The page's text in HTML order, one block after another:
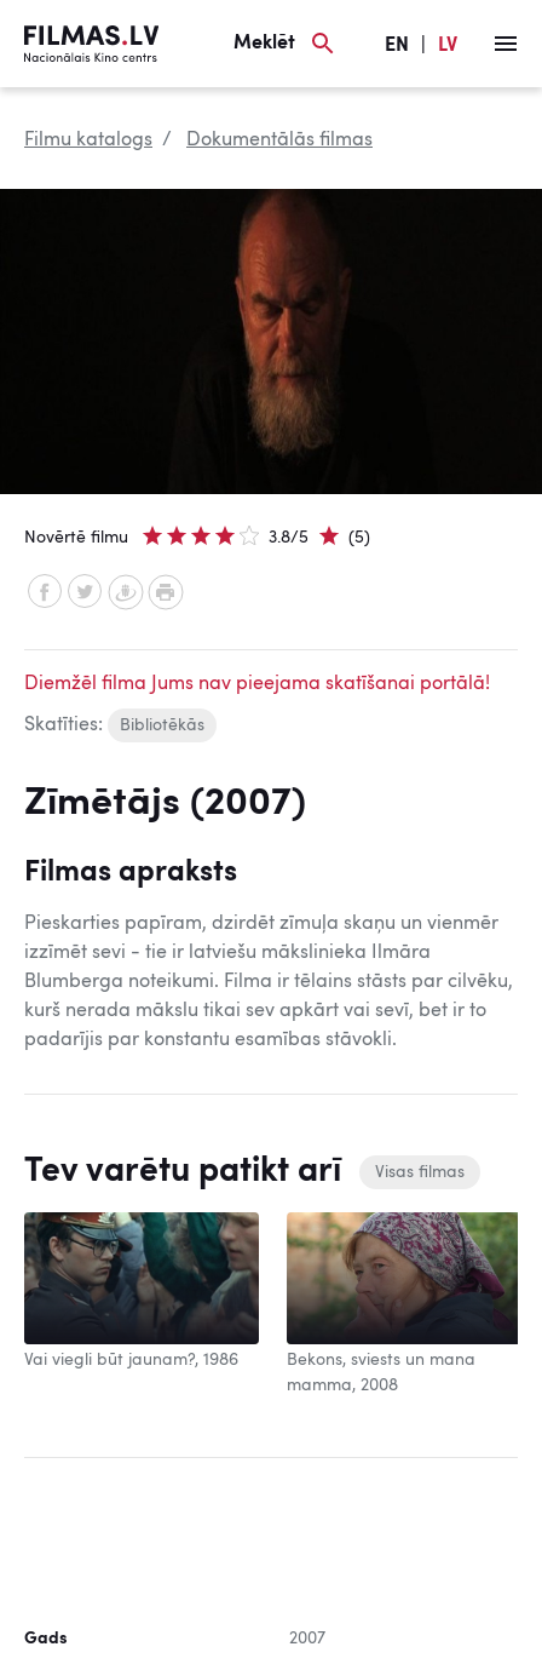
Meklēt EN LV
Filmu katalogs Dokumentālās filmas
Novērtē filmu 3.8/5 (5)
Diemžēl filma Jums nav pieejama skatīšanai portālā!
Skatīties: Bibliotēkās
Zīmētājs (2007)
Filmas apraksts
Pieskarties papīram, dzirdēt zīmuļa skaņu un vienmēr
izzīmēt sevi - tie ir latviešu mākslinieka Ilmāra
Blumberga noteikumi. Filma ir tēlains stāsts par cilvēku,
kurš nerada mākslu tikai sev apkārt vai sevī, bet ir to
padarījis par konstantu esamības stāvokli.
Tev varētu patikt arī Visas filmas
Vai viegli būt jaunam?, 1986
Bekons, sviests un mana
mamma, 2008
Gads 2007